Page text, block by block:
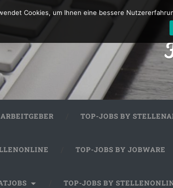
TOP-JOBS BY
TOP-JOBS BY JOBWARE
TOP-JOBS BY
Cookies, um Ihnen eine bessere